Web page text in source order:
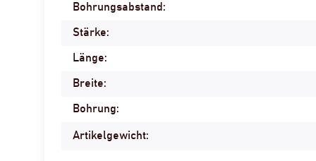
Produkteigenschaft
Wert
Bohrungsabstand:
Stärke:
Länge:
Breite:
Bohrung:
Artikelgewicht: